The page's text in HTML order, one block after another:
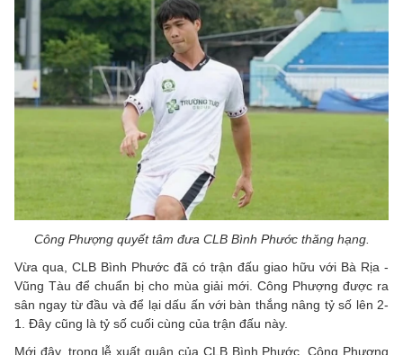
Công Phượng quyết tâm đưa CLB Bình Phước thăng hạng.
Vừa qua, CLB Bình Phước đã có trận đấu giao hữu với Bà Rịa -
Vũng Tàu để chuẩn bị cho mùa giải mới. Công Phượng được ra
sân ngay từ đầu và để lại dấu ấn với bàn thắng nâng tỷ số lên 2-
1. Đây cũng là tỷ số cuối cùng của trận đấu này.
Mới đây, trong lễ xuất quân của CLB Bình Phước, Công Phượng